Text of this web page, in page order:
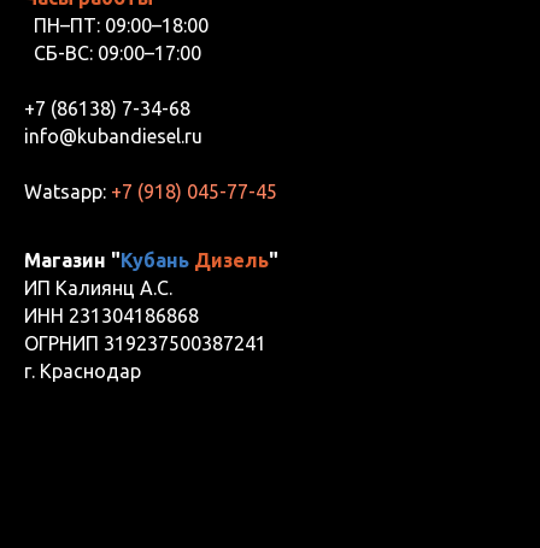
ПН–ПТ: 09:00–18:00
СБ-ВС: 09:00–17:00
+7 (86138) 7-34-68
info@kubandiesel.ru
Watsapp: +7 (918) 045-77-45
Магазин "Кубань Дизель"
ИП Калиянц А.С.
ИНН 231304186868
ОГРНИП 319237500387241
г. Краснодар